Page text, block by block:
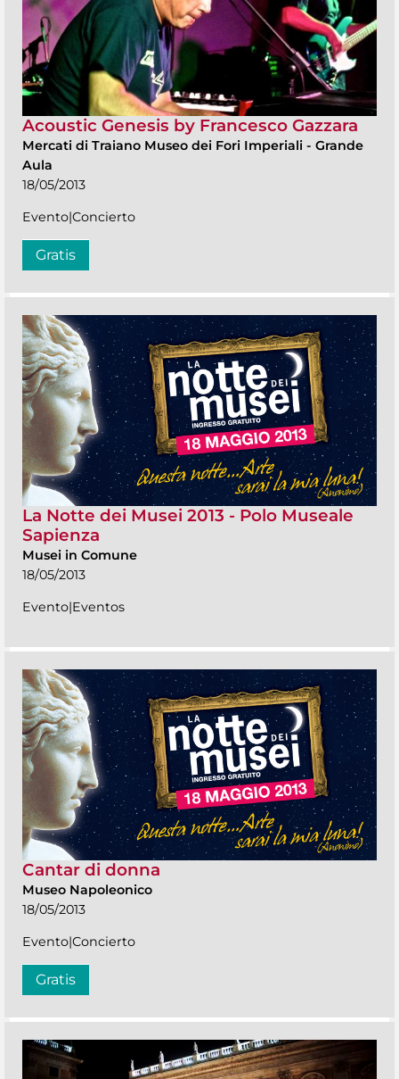
Acoustic Genesis by Francesco Gazzara
Mercati di Traiano Museo dei Fori Imperiali - Grande
Aula
18/05/2013
Evento|Concierto
Gratis
La Notte dei Musei 2013 - Polo Museale
Sapienza
Musei in Comune
18/05/2013
Evento|Eventos
Cantar di donna
Museo Napoleonico
18/05/2013
Evento|Concierto
Gratis